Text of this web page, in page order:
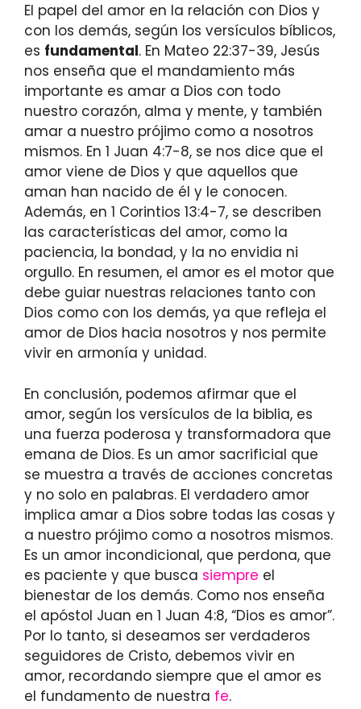
El papel del amor en la relación con Dios y
con los demás, según los versículos bíblicos,
es fundamental. En Mateo 22:37-39, Jesús
nos enseña que el mandamiento más
importante es amar a Dios con todo
nuestro corazón, alma y mente, y también
amar a nuestro prójimo como a nosotros
mismos. En 1 Juan 4:7-8, se nos dice que el
amor viene de Dios y que aquellos que
aman han nacido de él y le conocen.
Además, en 1 Corintios 13:4-7, se describen
las características del amor, como la
paciencia, la bondad, y la no envidia ni
orgullo. En resumen, el amor es el motor que
debe guiar nuestras relaciones tanto con
Dios como con los demás, ya que refleja el
amor de Dios hacia nosotros y nos permite
vivir en armonía y unidad.
En conclusión, podemos afirmar que el
amor, según los versículos de la biblia, es
una fuerza poderosa y transformadora que
emana de Dios. Es un amor sacrificial que
se muestra a través de acciones concretas
y no solo en palabras. El verdadero amor
implica amar a Dios sobre todas las cosas y
a nuestro prójimo como a nosotros mismos.
Es un amor incondicional, que perdona, que
es paciente y que busca siempre el
bienestar de los demás. Como nos enseña
el apóstol Juan en 1 Juan 4:8, “Dios es amor”.
Por lo tanto, si deseamos ser verdaderos
seguidores de Cristo, debemos vivir en
amor, recordando siempre que el amor es
el fundamento de nuestra fe.